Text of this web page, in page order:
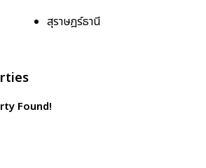
สุราษฎร์ธานี
Found!